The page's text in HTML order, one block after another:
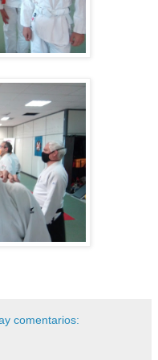
comentarios: